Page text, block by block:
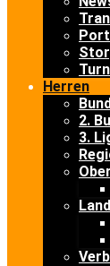
Herren
2.
3.